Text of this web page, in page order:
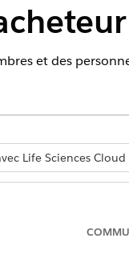
et des
Life Sciences